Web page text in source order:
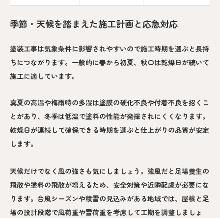
季節・天候を踏まえた施工計画と応急対応
塗装工事は気象条件に影響されやすいので施工時期を選ぶと長持
ちにつながります。一般的に春から初夏、秋口は乾燥日が続いて
施工に適しています。
真夏の高温や梅雨時の多湿は塗膜の硬化不良や付着不良を招くこ
とがあり、冬季は低温で塗料の性能が発揮されにくくなります。
乾燥日が連続して確保できる時期を選ぶと仕上がりの品質が安定
します。
天候だけでなく風の強さも気にしましょう。強風だと足場養生の
飛散や塗料の飛散が増えるため、安全対策や近隣配慮が必要にな
ります。台風シーズンや積雪の見込みがある地域では、屋根と足
場の設計段階で風荷重や雪荷重を考慮して工期を調整しましょ